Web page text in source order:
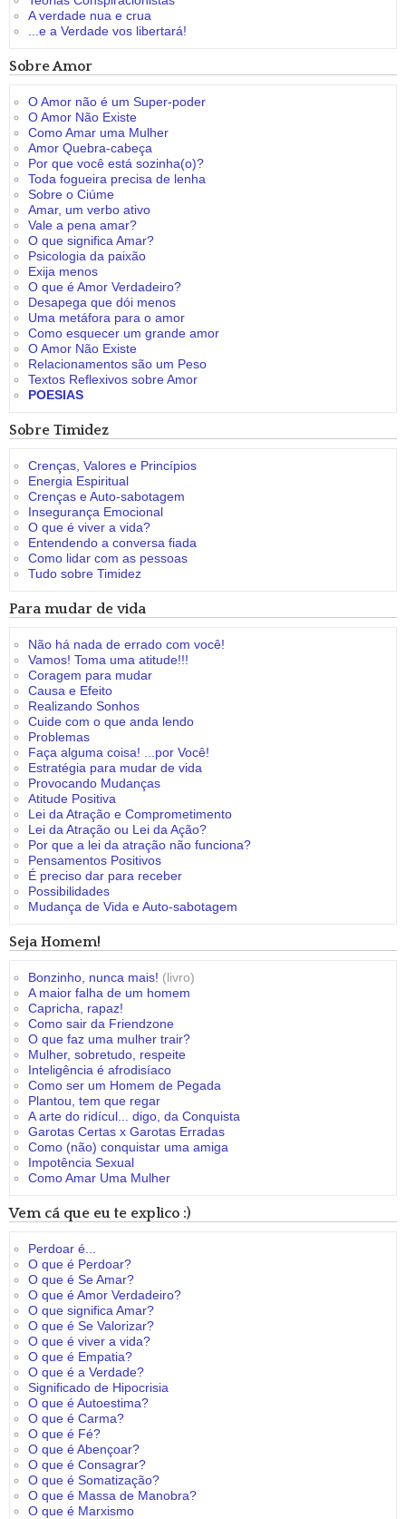
A verdade nua e crua
...e a Verdade vos libertará!
Sobre Amor
O Amor não é um Super-poder
O Amor Não Existe
Como Amar uma Mulher
Amor Quebra-cabeça
Por que você está sozinha(o)?
Toda fogueira precisa de lenha
Sobre o Ciúme
Amar, um verbo ativo
Vale a pena amar?
O que significa Amar?
Psicologia da paixão
Exija menos
O que é Amor Verdadeiro?
Desapega que dói menos
Uma metáfora para o amor
Como esquecer um grande amor
O Amor Não Existe
Relacionamentos são um Peso
Textos Reflexivos sobre Amor
POESIAS
Sobre Timidez
Crenças, Valores e Princípios
Energia Espiritual
Crenças e Auto-sabotagem
Insegurança Emocional
O que é viver a vida?
Entendendo a conversa fiada
Como lidar com as pessoas
Tudo sobre Timidez
Para mudar de vida
Não há nada de errado com você!
Vamos! Toma uma atitude!!!
Coragem para mudar
Causa e Efeito
Realizando Sonhos
Cuide com o que anda lendo
Problemas
Faça alguma coisa! ...por Você!
Estratégia para mudar de vida
Provocando Mudanças
Atitude Positiva
Lei da Atração e Comprometimento
Lei da Atração ou Lei da Ação?
Por que a lei da atração não funciona?
Pensamentos Positivos
É preciso dar para receber
Possibilidades
Mudança de Vida e Auto-sabotagem
Seja Homem!
Bonzinho, nunca mais! (livro)
A maior falha de um homem
Capricha, rapaz!
Como sair da Friendzone
O que faz uma mulher trair?
Mulher, sobretudo, respeite
Inteligência é afrodisíaco
Como ser um Homem de Pegada
Plantou, tem que regar
A arte do ridícul... digo, da Conquista
Garotas Certas x Garotas Erradas
Como (não) conquistar uma amiga
Impotência Sexual
Como Amar Uma Mulher
Vem cá que eu te explico :)
Perdoar é...
O que é Perdoar?
O que é Se Amar?
O que é Amor Verdadeiro?
O que significa Amar?
O que é Se Valorizar?
O que é viver a vida?
O que é Empatia?
O que é a Verdade?
Significado de Hipocrisia
O que é Autoestima?
O que é Carma?
O que é Fé?
O que é Abençoar?
O que é Consagrar?
O que é Somatização?
O que é Massa de Manobra?
O que é Marxismo